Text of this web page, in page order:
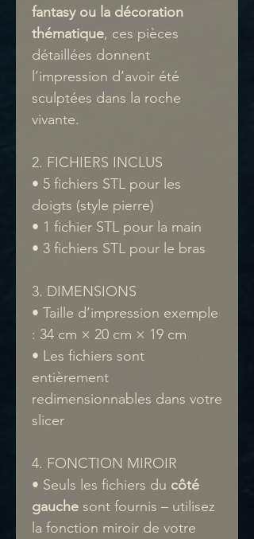
fantasy ou la décoration
thématique, ces pièces
détaillées donnent
l’impression d’avoir été
sculptées dans la roche
vivante.
2. FICHIERS INCLUS
• 5 fichiers STL pour les
doigts (style pierre)
• 1 fichier STL pour la main
• 3 fichiers STL pour le bras
3. DIMENSIONS
• Taille d’impression exemple
: 34 cm × 20 cm × 19 cm
• Les fichiers sont
entièrement
redimensionnables dans votre
slicer
4. FONCTION MIROIR
• Seuls les fichiers du côté
gauche sont fournis – utilisez
la fonction miroir de votre